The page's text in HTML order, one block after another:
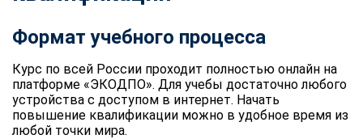
Формат учебного процесса
Курс по всей России проходит полностью онлайн на
платформе «ЭКОДПО». Для учебы достаточно любого
устройства с доступом в интернет. Начать
повышение квалификации можно в удобное время из
любой точки мира.